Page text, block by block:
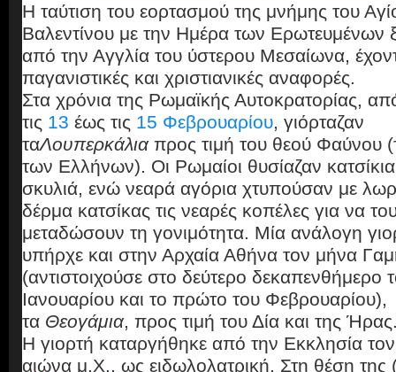
Η ταύτιση του εορτασμού της μνήμης του
Βαλεντίνου με την Ημέρα των Ερωτευμένων
από την Αγγλία του ύστερου Μεσαίωνα,
παγανιστικές και χριστιανικές αναφορές.
Στα χρόνια της Ρωμαϊκής Αυτοκρατορίας,
τις 13 έως τις 15 Φεβρουαρίου, γιόρταζαν
ταΛουπερκάλιαπρος τιμή του θεού Φαύνου
των Ελλήνων). Οι Ρωμαίοι θυσίαζαν κατσίκια
σκυλιά, ενώ νεαρά αγόρια χτυπούσαν με
δέρμα κατσίκας τις νεαρές κοπέλες για να
μεταδώσουν τη γονιμότητα. Μία ανάλογη
υπήρχε και στην Αρχαία Αθήνα τον μήνα
(αντιστοιχούσε στο δεύτερο δεκαπενθήμερο
Ιανουαρίου και το πρώτο του Φεβρουαρίου),
τα Θεογάμια, προς τιμή του Δία και της
Η γιορτή καταργήθηκε από την Εκκλησία
αιώνα μ.Χ., ως ειδωλολατρική. Στη θέση της